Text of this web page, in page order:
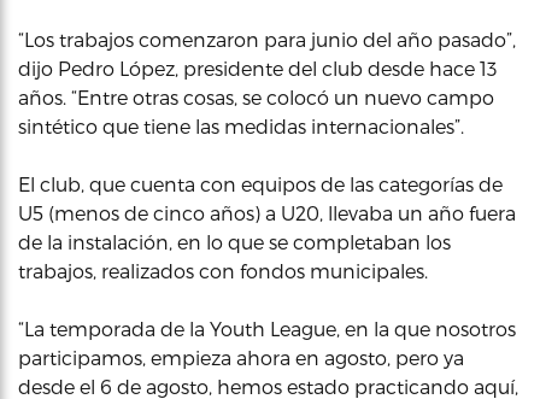
“Los trabajos comenzaron para junio del año pasado”,
dijo Pedro López, presidente del club desde hace 13
años. “Entre otras cosas, se colocó un nuevo campo
sintético que tiene las medidas internacionales”.
El club, que cuenta con equipos de las categorías de
U5 (menos de cinco años) a U20, llevaba un año fuera
de la instalación, en lo que se completaban los
trabajos, realizados con fondos municipales.
“La temporada de la Youth League, en la que nosotros
participamos, empieza ahora en agosto, pero ya
desde el 6 de agosto, hemos estado practicando aquí,